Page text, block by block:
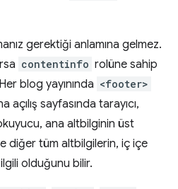
gerektiği anlamına gelmez.
contentinfo rolüne sahip
blog yayınında <footer>
sayfasında tarayıcı,
ana altbilginin üst
diğer tüm altbilgilerin, iç içe
olduğunu bilir.